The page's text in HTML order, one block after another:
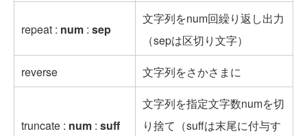
repeat : num : sep
文字列をnum回繰り返し出力
（sepは区切り文字）
reverse
文字列をさかさまに
truncate : num : suff
文字列を指定文字数numを切
り捨て（suffは末尾に付与す